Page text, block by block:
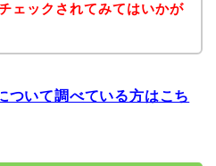
ェックされてみてはいかが
ついて調べている方はこち